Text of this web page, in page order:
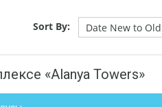
Sort By:
«Alanya Towers»